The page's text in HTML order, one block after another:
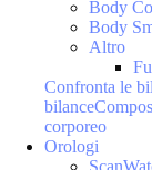
Body
Body
Altro
Confronta le
bilance
corporeo
Orologi